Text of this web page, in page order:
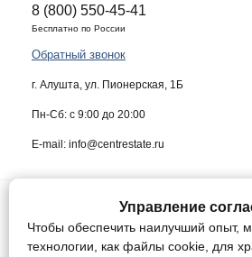
8 (800) 550-45-41
Бесплатно по России
Обратный звонок
г. Алушта, ул. Пионерская, 1Б
Пн-Сб: с 9:00 до 20:00
E-mail: info@centrestate.ru
ИП Жуков Виктор Васильевич ИНН
Данный сайт носит информационный
Управление
Чтобы обеспечить наилучший опыт,
технологии, как файлы cookie, для